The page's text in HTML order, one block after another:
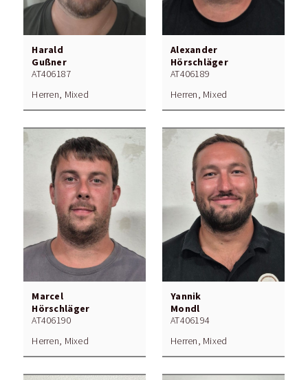
Harald
Gußner
AT406187
Herren, Mixed
Alexander
Hörschläger
AT406189
Herren, Mixed
Marcel
Hörschläger
AT406190
Herren, Mixed
Yannik
Mondl
AT406194
Herren, Mixed